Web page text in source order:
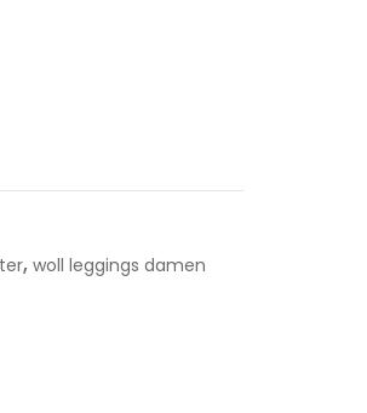
, woll leggings damen